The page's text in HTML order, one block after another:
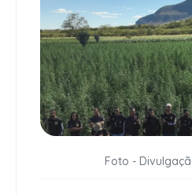
Foto -